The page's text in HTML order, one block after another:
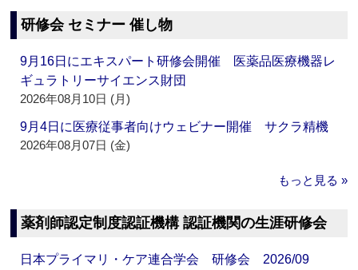
研修会 セミナー 催し物
9月16日にエキスパート研修会開催 医薬品医療機器レ
ギュラトリーサイエンス財団
2026年08月10日 (月)
9月4日に医療従事者向けウェビナー開催 サクラ精機
2026年08月07日 (金)
もっと見る »
薬剤師認定制度認証機構 認証機関の生涯研修会
日本プライマリ・ケア連合学会 研修会 2026/09